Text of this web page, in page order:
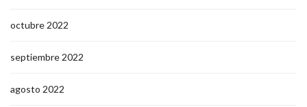
octubre 2022
septiembre 2022
agosto 2022